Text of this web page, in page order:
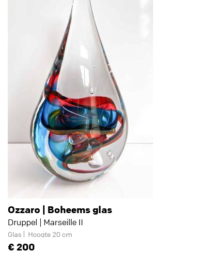
Ozzaro | Boheems glas
Druppel | Marseille II
Glas Hoogte 20 cm
200